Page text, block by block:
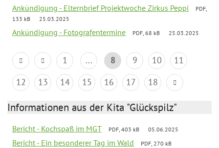
Ankündigung - Elternbrief Projektwoche Zirkus Peppi
PDF,
133 kB
25.03.2025
Ankündigung - Fotografentermine PDF, 68 kB 25.03.2025
1 ... 8 9 10
11
12
13 14 15 16 17 18
Informationen aus der Kita "Glückspilz"
Bericht - Kochspaß im MGT PDF, 403 kB 05.06.2025
Bericht - Ein besonderer Tag im Wald
PDF, 270 kB